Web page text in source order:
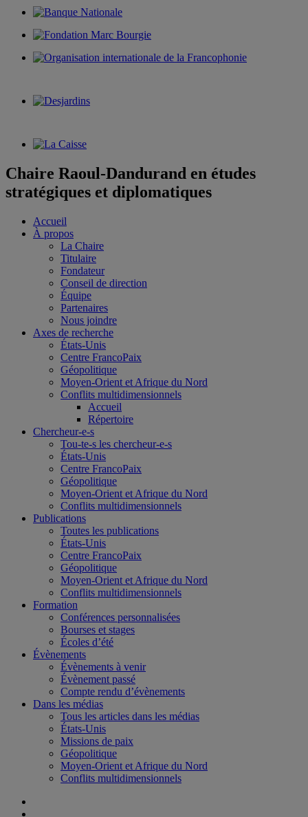
Chaire Raoul-Dandurand en études
stratégiques et diplomatiques
Accueil
À propos
La Chaire
Titulaire
Fondateur
Conseil de direction
Équipe
Partenaires
Nous joindre
Axes de recherche
États-Unis
Centre FrancoPaix
Géopolitique
Moyen-Orient et Afrique du Nord
Conflits multidimensionnels
Accueil
Répertoire
Chercheur-e-s
Tou-te-s les chercheur-e-s
États-Unis
Centre FrancoPaix
Géopolitique
Moyen-Orient et Afrique du Nord
Conflits multidimensionnels
Publications
Toutes les publications
États-Unis
Centre FrancoPaix
Géopolitique
Moyen-Orient et Afrique du Nord
Conflits multidimensionnels
Formation
Conférences personnalisées
Bourses et stages
Écoles d’été
Évènements
Évènements à venir
Évènement passé
Compte rendu d’évènements
Dans les médias
Tous les articles dans les médias
États-Unis
Missions de paix
Géopolitique
Moyen-Orient et Afrique du Nord
Conflits multidimensionnels